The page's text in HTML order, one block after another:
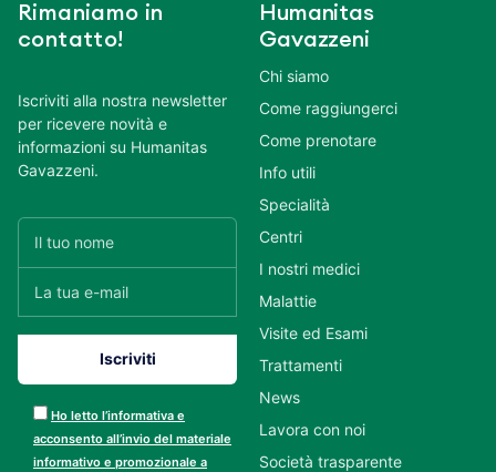
Rimaniamo in
contatto!
Iscriviti alla nostra newsletter
per ricevere novità e
informazioni su Humanitas
Gavazzeni.
Ho letto l’informativa e
acconsento all’invio del materiale
informativo e promozionale a
Humanitas
Gavazzeni
Chi siamo
Come raggiungerci
Come prenotare
Info utili
Specialità
Centri
I nostri medici
Malattie
Visite ed Esami
Trattamenti
News
Lavora con noi
Società trasparente